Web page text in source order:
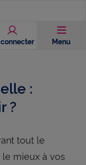
Menu
:
?
tout le
mieux à vos